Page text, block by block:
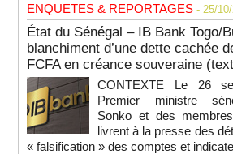
ENQUETES & REPORTAGES - 25/
État du Sénégal – IB Bank Togo/
blanchiment d’une dette cachée
FCFA en créance souveraine
CONTEXTE Le 26
Premier ministre
Sonko et des
livrent à la presse des
« falsification » des comptes et